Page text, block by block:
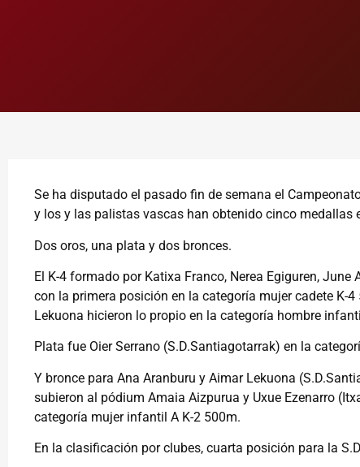
Se ha disputado el pasado fin de semana el
y los y las palistas vascas han obtenido cinco medallas
Dos oros, una plata y dos bronces.
El K-4 formado por Katixa Franco, Nerea Egiguren,
con la primera posición en la categoría mujer cadete K-
Lekuona hicieron lo propio en la categoría hombre
Plata fue Oier Serrano (S.D.Santiagotarrak) en la
Y bronce para Ana Aranburu y Aimar Lekuona
subieron al pódium Amaia Aizpurua y Uxue Ezenarro
categoría mujer infantil A K-2 500m.
En la clasificación por clubes, cuarta posición para la